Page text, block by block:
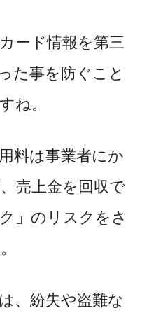
ード情報を第三
た事を防ぐこと
ね。
料は事業者にか
売上金を回収で
」のリスクをさ
、紛失や盗難な